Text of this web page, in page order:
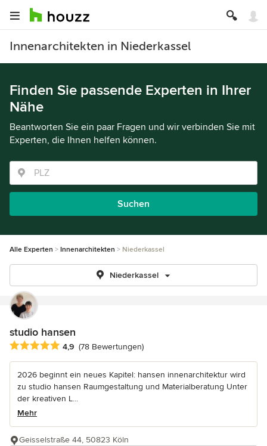
Innenarchitekten in Niederkassel
Finden Sie passende Experten in Ihrer
Nähe
Beantworten Sie ein paar Fragen und wir verbinden Sie mit
Experten, die Ihnen helfen können.
Suchen
Alle Experten Innenarchitekten Niederkassel
Niederkassel
studio hansen
Durchschnittliche Bewertung: 4.9 von 5 Sternen
4,9 (78 Bewertungen)
2026 beginnt ein neues Kapitel: hansen innenarchitektur wird
zu studio hansen Raumgestaltung und Materialberatung Unter
der kreativen L...
Mehr
Geisselstraße 44, 50823 Köln